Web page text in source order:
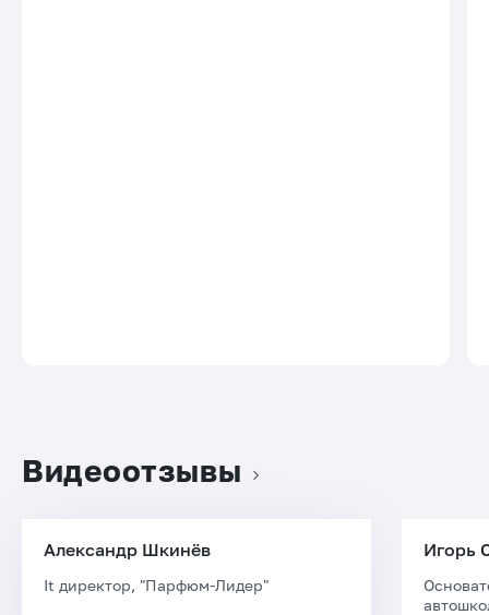
Видеоотзывы
Александр Шкинёв
It директор, "Парфюм-Лидер"
Игорь